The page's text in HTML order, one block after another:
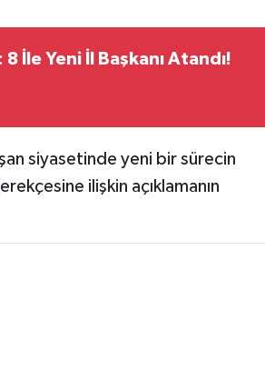
İle Yeni İl Başkanı Atandı!
siyasetinde yeni bir sürecin
ilişkin açıklamanın